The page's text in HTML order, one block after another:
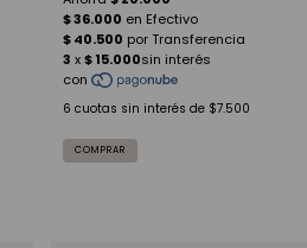
6 cuotas sin interés de $7.500